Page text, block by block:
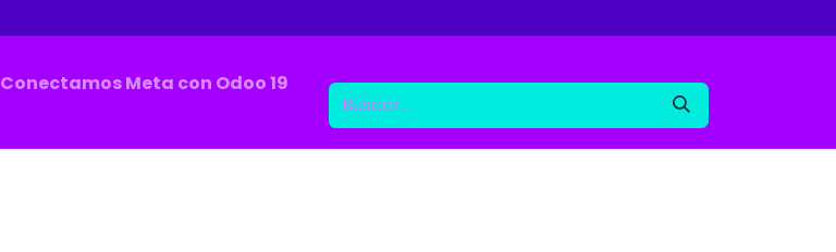
Conectamos Meta con Odoo 19